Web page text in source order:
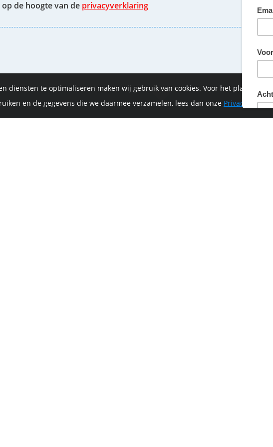
op de hoogte van de privacyverklaring
De Vrijthof-Vrijthof Bike Challenge wordt mede mogelijk
diensten te optimaliseren maken wij gebruik van cookies. Voor het plaatsen
en de gegevens die we daarmee verzamelen, lees dan onze